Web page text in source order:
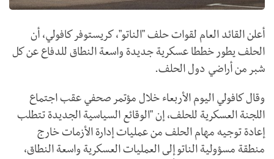
أعلن القائد العام لقوات حلف "الناتو"، كريستوفر كافولي، أن
الحلف يطور خططا عسكرية جديدة واسعة النطاق للدفاع عن كل
شبر من أراضي دول الحلف.
وقال كافولي اليوم الأربعاء خلال مؤتمر صحفي عقب اجتماع
اللجنة العسكرية للحلف، إن "الوقائع السياسية الجديدة تتطلب
إعادة توجيه مهام الحلف من عمليات إدارة الأزمات خارج
منطقة مسؤولية الناتو إلى العمليات العسكرية واسعة النطاق،